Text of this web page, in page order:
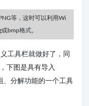
等，这时可以利用Wi
bmp格式。
工具栏就做好了，同
下图是具有导入
、分解功能的一个工具